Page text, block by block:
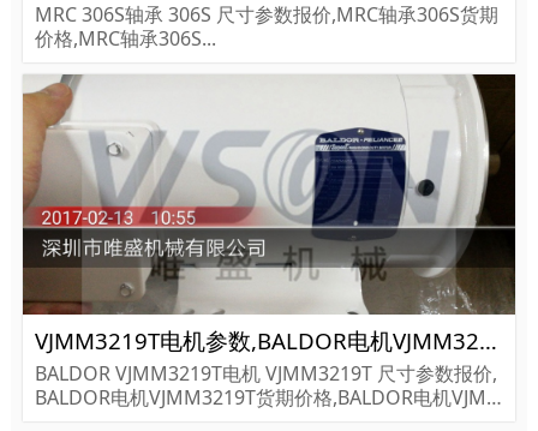
MRC 306S轴承 306S 尺寸参数报价,MRC轴承306S货期
价格,MRC轴承306S...
VJMM3219T电机参数,BALDOR电机VJMM3219T重量
BALDOR VJMM3219T电机 VJMM3219T 尺寸参数报价,
BALDOR电机VJMM3219T货期价格,BALDOR电机VJM